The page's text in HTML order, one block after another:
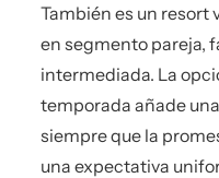
También es un resort
en segmento pareja,
intermediada. La
temporada añade
siempre que la
una expectativa